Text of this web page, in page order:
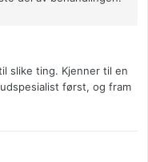
slike ting. Kjenner til en
først, og fram